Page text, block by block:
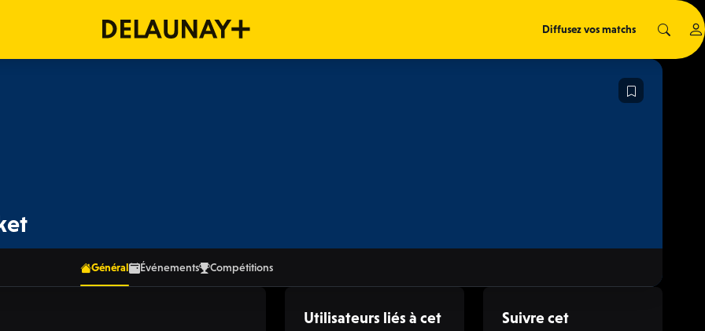
Diffusez vos matchs
Général Événements Compétitions
Utilisateurs liés à cet
Suivre cet